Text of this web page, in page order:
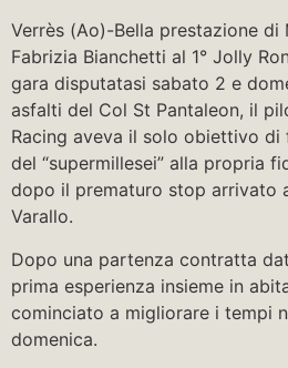
Verrès (Ao)-Bella prestazione di
Fabrizia Bianchetti al 1° Jolly
gara disputatasi sabato 2 e
asfalti del Col St Pantaleon, il
Racing aveva il solo obiettivo di
del “supermillesei” alla propria
dopo il prematuro stop arrivato
Varallo.
Dopo una partenza contratta
prima esperienza insieme in
cominciato a migliorare i tempi
domenica.